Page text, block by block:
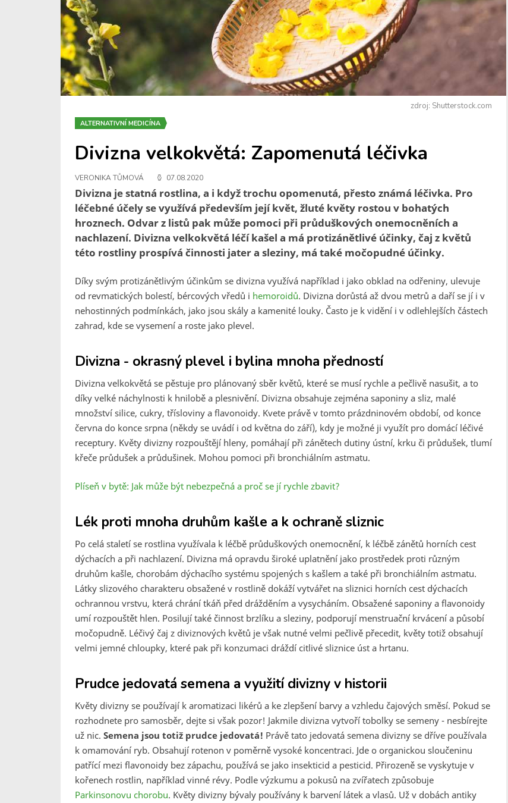
zdroj: Shutterstock.com
ALTERNATIVNÍ MEDICÍNA
Divizna velkokvětá: Zapomenutá léčivka
VERONIKA TŮMOVÁ 07.08.2020
Divizna je statná rostlina, a i když trochu opomenutá, přesto známá léčivka. Pro
léčebné účely se využívá především její květ, žluté květy rostou v bohatých
hroznech. Odvar z listů pak může pomoci při průduškových onemocněních a
nachlazení. Divizna velkokvětá léčí kašel a má protizánětlivé účinky, čaj z květů
této rostliny prospívá činnosti jater a sleziny, má také močopudné účinky.
Díky svým protizánětlivým účinkům se divizna využívá například i jako obklad na odřeniny, ulevuje
od revmatických bolestí, bércových vředů i hemoroidů. Divizna dorůstá až dvou metrů a daří se jí i v
nehostinných podmínkách, jako jsou skály a kamenité louky. Často je k vidění i v odlehlejších částech
zahrad, kde se vysemení a roste jako plevel.
Divizna - okrasný plevel i bylina mnoha předností
Divizna velkokvětá se pěstuje pro plánovaný sběr květů, které se musí rychle a pečlivě nasušit, a to
díky velké náchylnosti k hnilobě a plesnivění. Divizna obsahuje zejména saponiny a sliz, malé
množství silice, cukry, třísloviny a flavonoidy. Kvete právě v tomto prázdninovém období, od konce
června do konce srpna (někdy se uvádí i od května do září), kdy je možné ji využít pro domácí léčivé
receptury. Květy divizny rozpouštějí hleny, pomáhají při zánětech dutiny ústní, krku či průdušek, tlumí
křeče průdušek a průdušinek. Mohou pomoci při bronchiálním astmatu.
Plíseň v bytě: Jak může být nebezpečná a proč se jí rychle zbavit?
Lék proti mnoha druhům kašle a k ochraně sliznic
Po celá staletí se rostlina využívala k léčbě průduškových onemocnění, k léčbě zánětů horních cest
dýchacích a při nachlazení. Divizna má opravdu široké uplatnění jako prostředek proti různým
druhům kašle, chorobám dýchacího systému spojených s kašlem a také při bronchiálním astmatu.
Látky slizového charakteru obsažené v rostlině dokáží vytvářet na sliznici horních cest dýchacích
ochrannou vrstvu, která chrání tkáň před drážděním a vysycháním. Obsažené saponiny a flavonoidy
umí rozpouštět hlen. Posilují také činnost brzlíku a sleziny, podporují menstruační krvácení a působí
močopudně. Léčivý čaj z diviznových květů je však nutné velmi pečlivě přecedit, květy totiž obsahují
velmi jemné chloupky, které pak při konzumaci dráždí citlivé sliznice úst a hrtanu.
Prudce jedovatá semena a využití divizny v historii
Květy divizny se používají k aromatizaci likérů a ke zlepšení barvy a vzhledu čajových směsí. Pokud se
rozhodnete pro samosběr, dejte si však pozor! Jakmile divizna vytvoří tobolky se semeny - nesbírejte
už nic. Semena jsou totiž prudce jedovatá! Právě tato jedovatá semena divizny se dříve používala
k omamování ryb. Obsahují rotenon v poměrně vysoké koncentraci. Jde o organickou sloučeninu
patřící mezi flavonoidy bez zápachu, používá se jako insekticid a pesticid. Přirozeně se vyskytuje v
kořenech rostlin, například vinné révy. Podle výzkumu a pokusů na zvířatech způsobuje
Parkinsonovu chorobu. Květy divizny bývaly používány k barvení látek a vlasů. Už v dobách antiky